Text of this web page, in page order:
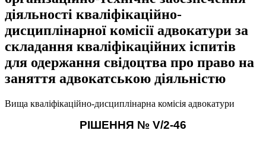
діяльності кваліфікаційно-
дисциплінарної комісії адвокатури за
складання кваліфікаційних іспитів
для одержання свідоцтва про право на
заняття адвокатською діяльністю
Вища кваліфікаційно-дисциплінарна комісія адвокатури
РІШЕННЯ № V/2-46